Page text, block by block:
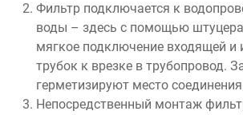
Фильтр подключается к
воды – здесь с помощью
мягкое подключение входящей и
трубок к врезке в трубопровод.
герметизируют место
Непосредственный монтаж